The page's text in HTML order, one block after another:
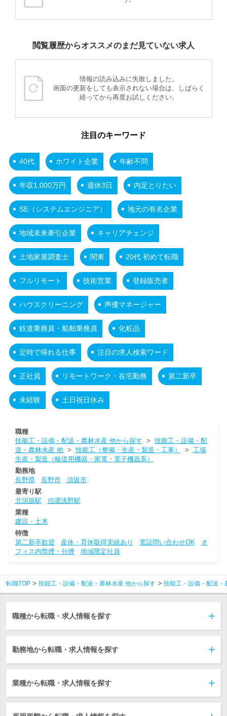
閲覧履歴からオススメのまだ見ていない求人
情報の読み込みに失敗しました。
画面の更新をしても表示されない場合は、しばらく
経ってから再度お試しください。
注目のキーワード
40代 ホワイト企業 年齢不問
年収1,000万円 週休3日 内定とりたい
SE（システムエンジニア） 地元の有名企業
地域未来牽引企業 キャリアチェンジ
土地家屋調査士 関東 20代 初めて転職
フルリモート 技術営業 登録販売者
ハウスクリーニング 声優マネージャー
鉄道乗務員・船舶乗務員 化粧品
定時で帰れる仕事 注目の求人検索ワード
正社員 リモートワーク・在宅勤務 第二新卒
未経験 土日祝日休み
職種
技能工・設備・配送・農林水産 他から探す > 技能工・設備・配
送・農林水産 他> 技能工（整備・生産・製造・工事） > 工場
生産・製造（輸送用機器・家電・電子機器系）
勤務地
長野県
長野市
須坂市
最寄り駅
北須坂駅
信濃浅野駅
業種
建設・土木
特徴
第二新卒歓迎
産休・育休取得実績あり 電話問い合わせOK
オ
フィス内禁煙・分煙
地域限定社員
転職TOP 技能工・設備・配送・農林水産 他から探す 技能工・設備・配送・
職種から転職・求人情報を探す
勤務地から転職・求人情報を探す
業種から転職・求人情報を探す